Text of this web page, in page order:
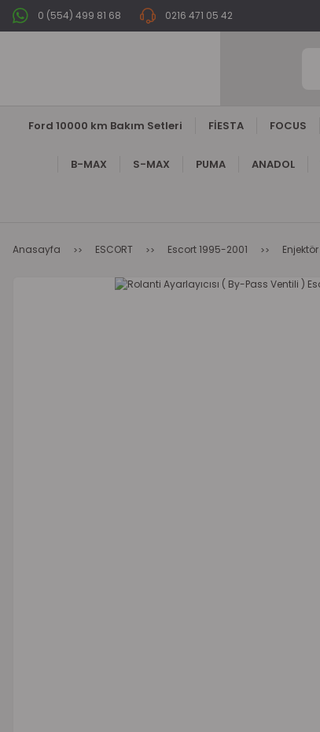
0 (554) 499 81 68 0216 471 05 42
Ford 10000 km Bakım Setleri FİESTA FOCUS
B-MAX S-MAX PUMA ANADOL
Anasayfa ESCORT Escort 1995-2001